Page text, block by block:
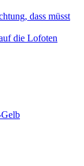
dass müsst
die Lofoten